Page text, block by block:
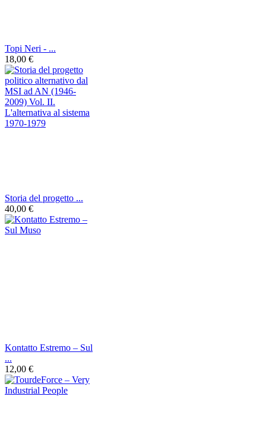
Topi Neri - ...
18,00 €
Storia del progetto ...
40,00 €
Kontatto Estremo ‎– Sul
...
12,00 €